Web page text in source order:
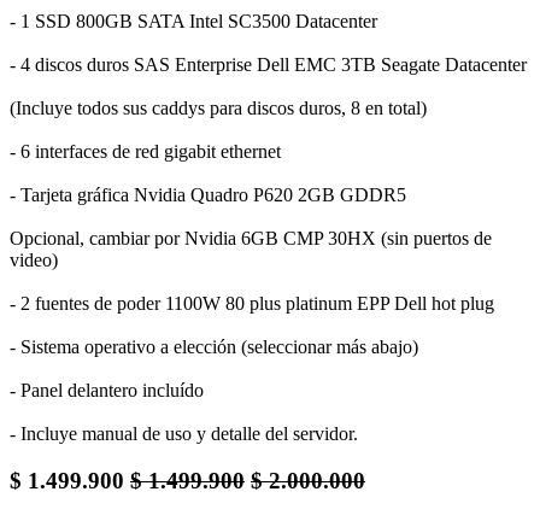
- 1 SSD 800GB SATA Intel SC3500 Datacenter
- 4 discos duros SAS Enterprise Dell EMC 3TB Seagate Datacenter
(Incluye todos sus caddys para discos duros, 8 en total)
- 6 interfaces de red gigabit ethernet
- Tarjeta gráfica Nvidia Quadro P620 2GB GDDR5
Opcional, cambiar por Nvidia 6GB CMP 30HX (sin puertos de
video)
- 2 fuentes de poder 1100W 80 plus platinum EPP Dell hot plug
- Sistema operativo a elección (seleccionar más abajo)
- Panel delantero incluído
- Incluye manual de uso y detalle del servidor.
$ 1.499.900 $1.499.900 $2.000.000